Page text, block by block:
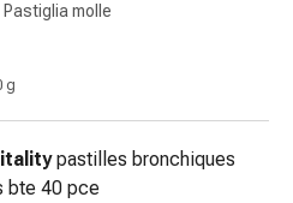
Pastiglia molle
g
pastilles bronchiques
bte 40 pce